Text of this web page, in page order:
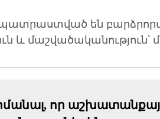
են
և
իմանալ, որ